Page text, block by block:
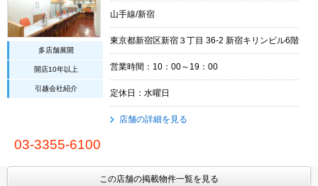
多店舗展開
開店10年以上
引越会社紹介
山手線/新宿
東京都新宿区新宿３丁目 36-2 新宿キリンビル6階
営業時間：10：00～19：00
定休日：水曜日
店舗の詳細を見る
03-3355-6100
この店舗の掲載物件一覧を見る